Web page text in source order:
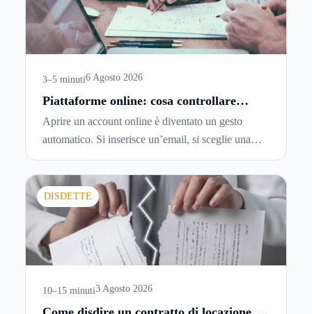
3–5 minuti6 Agosto 2026
Piattaforme online: cosa controllare
prima di iscriversi e usare servizi in
tempo reale
Aprire un account online è diventato un gesto
automatico. Si inserisce un’email, si sceglie una
password, si accetta una serie di condizioni senza
leggerle davvero. Tutto avviene in pochi minuti,
spesso senza che ci si fermi a capire dove si sta
entrando.
DISDETTE
10–15 minuti3 Agosto 2026